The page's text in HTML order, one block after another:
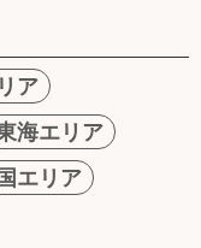
ア
海エリア
エリア